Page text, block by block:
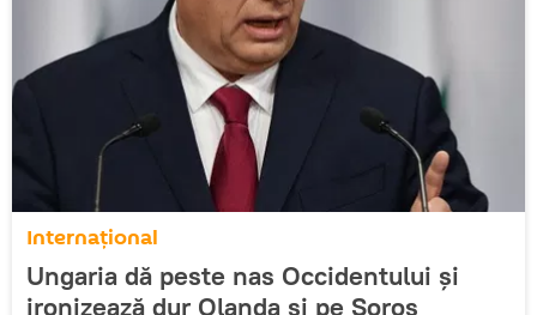
Internaţional
Ungaria dă peste nas Occidentului și
ironizează dur Olanda și pe Soros